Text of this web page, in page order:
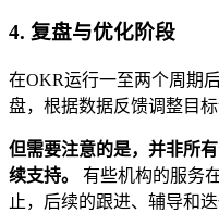
4. 复盘与优化阶段
在OKR运行一至两个周期
盘，根据数据反馈调整目
但需要注意的是，并非所
续支持。
有些机构的服务
止，后续的跟进、辅导和